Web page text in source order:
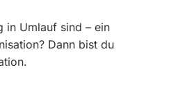
in Umlauf sind – ein
Dann bist du